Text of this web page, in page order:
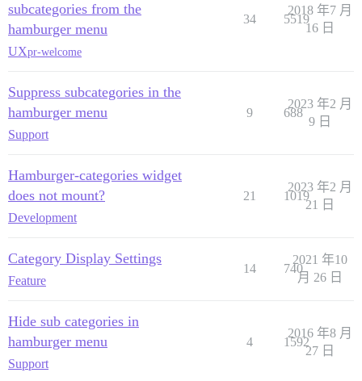
subcategories from the
hamburger menu
UXpr-welcome
34 5519
2018 年7 月
16 日
Suppress subcategories in the
hamburger menu
Support
9 688
2023 年2 月
9 日
Hamburger-categories widget
does not mount?
Development
21 1019
2023 年2 月
21 日
Category Display Settings
Feature
14 740
2021 年10
月 26 日
Hide sub categories in
hamburger menu
Support
4 1592
2016 年8 月
27 日